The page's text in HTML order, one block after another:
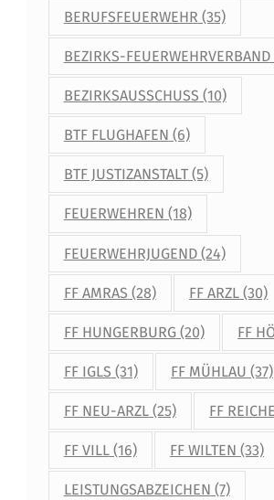
BERUFSFEUERWEHR (35)
BEZIRKS-FEUERWEHRVERBAND
BEZIRKSAUSSCHUSS (10)
BTF FLUGHAFEN (6)
BTF JUSTIZANSTALT(5)
FEUERWEHREN (18)
FEUERWEHRJUGEND(24)
FF AMRAS (28) FF ARZL (30)
FF HUNGERBURG(20) FF
FF IGLS (31) FF MÜHLAU (37)
FF NEU-ARZL(25) FF
FF VILL(16) FF WILTEN (33)
LEISTUNGSABZEICHEN (7)